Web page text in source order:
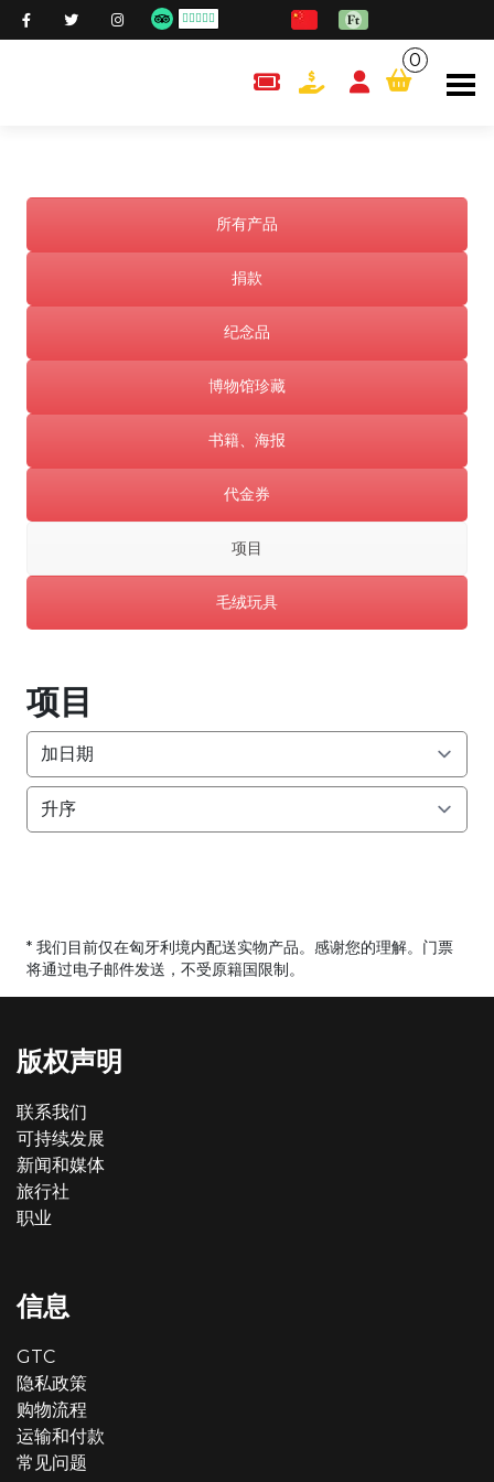
content.cart
0
所有产品
捐款
纪念品
博物馆珍藏
书籍、海报
代金券
项目
毛绒玩具
项目
* 我们目前仅在匈牙利境内配送实物产品。感谢您的理解。门票
将通过电子邮件发送，不受原籍国限制。
版权声明
联系我们
可持续发展
新闻和媒体
旅行社
职业
信息
GTC
隐私政策
购物流程
运输和付款
常见问题